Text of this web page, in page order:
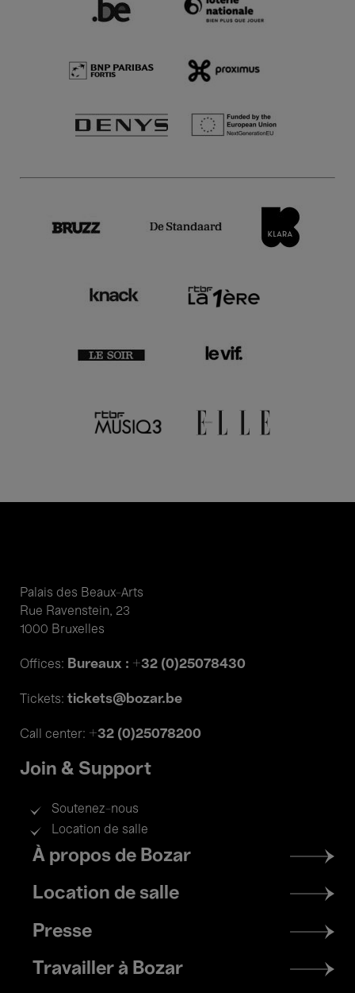
Palais des Beaux-Arts
Rue Ravenstein, 23
1000 Bruxelles
Offices: Bureaux : +32 (0)25078430
Tickets: tickets@bozar.be
Call center: +32 (0)25078200
Join & Support
Soutenez-nous
Location de salle
Footer
menu
À propos de Bozar
Location de salle
Presse
Travailler à Bozar